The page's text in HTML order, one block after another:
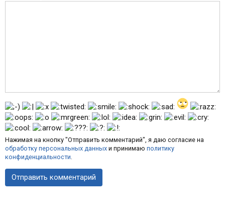
Нажимая на кнопку "Отправить комментарий", я даю согласие на
обработку персональных данных и принимаю политику
конфиденциальности